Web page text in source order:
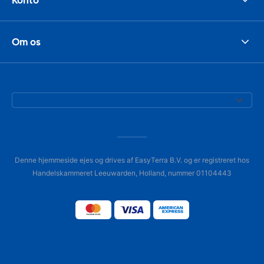
Om os
Denne hjemmeside ejes og drives af EasyTerra B.V. og er registreret hos
Handelskammeret Leeuwarden, Holland, nummer 01104443